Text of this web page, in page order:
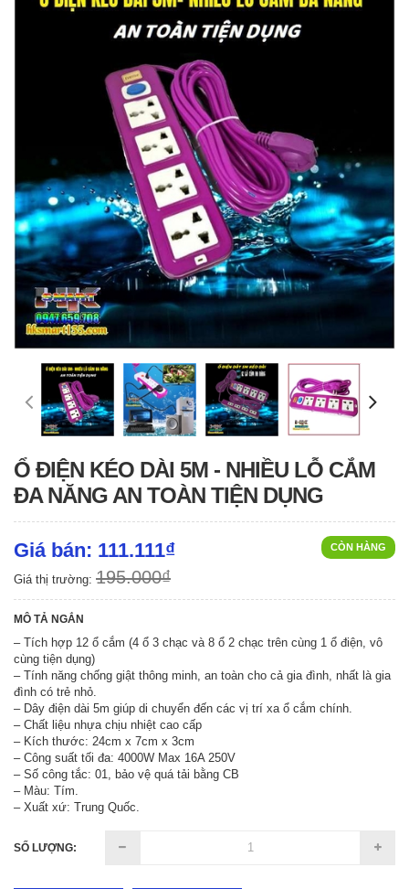
Ổ ĐIỆN KÉO DÀI 5M - NHIỀU LỖ CẮM
ĐA NĂNG AN TOÀN TIỆN DỤNG
CÒN HÀNG
Giá bán: 111.111₫
Giá thị trường: 195.000₫
MÔ TẢ NGẮN
– Tích hợp 12 ổ cắm (4 ổ 3 chạc và 8 ổ 2 chạc trên cùng 1 ổ điện, vô
cùng tiện dụng)
– Tính năng chống giật thông minh, an toàn cho cả gia đình, nhất là gia
đình có trẻ nhỏ.
– Dây điện dài 5m giúp di chuyển đến các vị trí xa ổ cắm chính.
– Chất liệu nhựa chịu nhiệt cao cấp
– Kích thước: 24cm x 7cm x 3cm
– Công suất tối đa: 4000W Max 16A 250V
– Số công tắc: 01, bảo vệ quá tải bằng CB
– Màu: Tím.
– Xuất xứ: Trung Quốc.
SỐ LƯỢNG: